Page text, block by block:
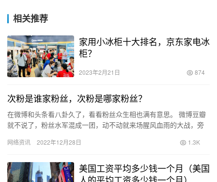
相关推荐
家用小冰柜十大排名，京东家电冰
柜？
2023年2月21日 874
次粉是谁家粉丝，次粉是哪家粉丝？
在微博和头条看八卦久了，看看粉丝众生相也满有意思。 微博豆瓣
就不说了，粉丝水军混成一团，动不动就来场腥风血雨的大战，旁
姐…
网络资讯 2022年12月28日 1.3K
美国工资平均多少钱一个月（美国